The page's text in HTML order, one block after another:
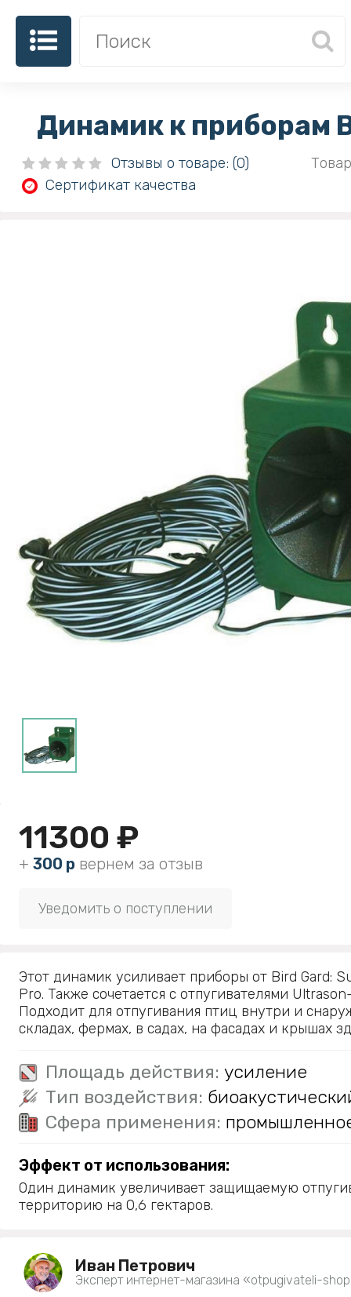
Динамик к приборам
Отзывы о товаре: (0)
Сертификат качества
11300 ₽
+ 300 р вернем за отзыв
Уведомить о поступлении
Этот динамик усиливает приборы от Bird Gard:
Pro. Также сочетается с отпугивателями
Подходит для отпугивания птиц внутри и
складах, фермах, в садах, на фасадах и крышах
Площадь действия: усиление
Тип воздействия:
Сфера применения:
Эффект от использования:
Один динамик увеличивает защищаемую
территорию на 0,6 гектаров.
Иван Петрович
Эксперт интернет-магазина «otpugivateli-